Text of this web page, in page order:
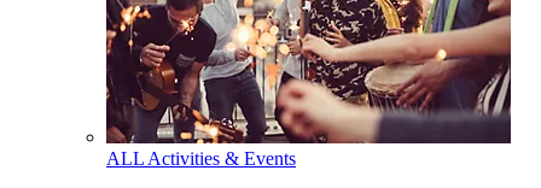
ALL Activities & Events